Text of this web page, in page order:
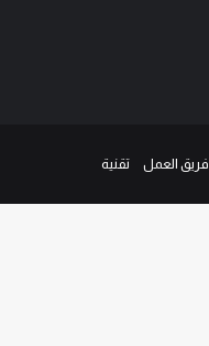
فريق العمل تقنية